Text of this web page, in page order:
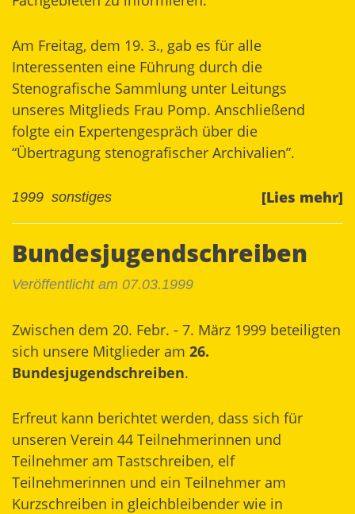
Am Freitag, dem 19. 3., gab es für alle
Interessenten eine Führung durch die
Stenografische Sammlung unter Leitungs
unseres Mitglieds Frau Pomp. Anschließend
folgte ein Expertengespräch über die
“Übertragung stenografischer Archivalien”.
[Lies mehr]
1999 sonstiges
Bundesjugendschreiben
Veröffentlicht am 07.03.1999
Zwischen dem 20. Febr. - 7. März 1999 beteiligten
sich unsere Mitglieder am 26.
Bundesjugendschreiben.
Erfreut kann berichtet werden, dass sich für
unseren Verein 44 Teilnehmerinnen und
Teilnehmer am Tastschreiben, elf
Teilnehmerinnen und ein Teilnehmer am
Kurzschreiben in gleichbleibender wie in